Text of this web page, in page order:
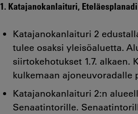
1. Katajanokanlaituri,
Katajanokanlaituri 2
tulee osaksi yleisöaluetta.
siirtokehotukset 1.7.
kulkemaan ajoneuvoradalle
Katajanokanlaituri 2:n
Senaatintorille.